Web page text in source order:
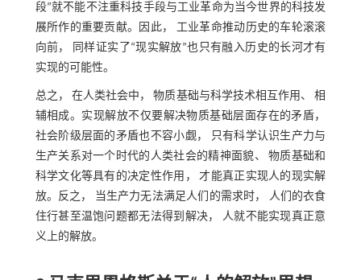
段”就不能不注重科技手段与工业革命为当今世界的科技发
展所作的重要贡献。因此， 工业革命推动历史的车轮滚滚
向前， 同样证实了“现实解放”也只有融入历史的长河才有
实现的可能性。
总之， 在人类社会中， 物质基础与科学技术相互作用、 相
辅相成。实现解放不仅要解决物质基础层面存在的矛盾，
社会阶级层面的矛盾也不容小觑， 只有科学认识生产力与
生产关系对一个时代的人类社会的精神面貌、 物质基础和
科学文化等具有的决定性作用， 才能真正实现人的现实解
放。反之， 当生产力无法满足人们的需求时， 人们的衣食
住行甚至温饱问题都无法得到解决， 人就不能实现真正意
义上的解放。